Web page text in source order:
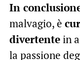
In
malvagio, è
divertentein
la passione